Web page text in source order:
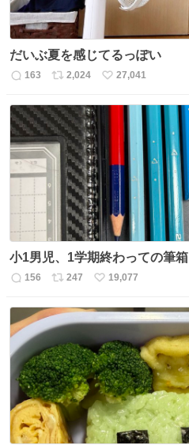
だいぶ夏を感じてるっぽい
返
数
163
リ
ス
ト
数
2,024
い
27,041
小1男児、1学期終わっての筆箱
返
数
156
リ
ス
ト
数
247
い
ね
19,077